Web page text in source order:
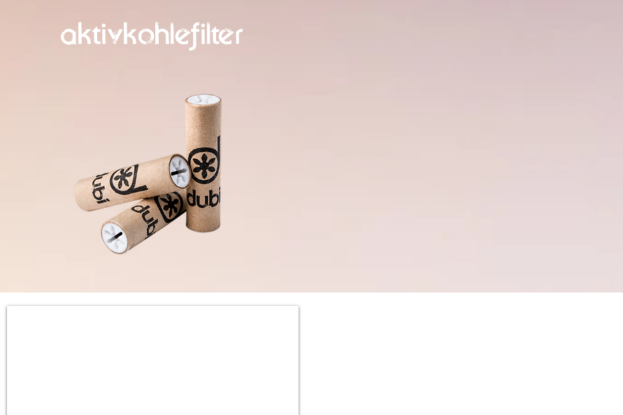
aktivkohlefilter